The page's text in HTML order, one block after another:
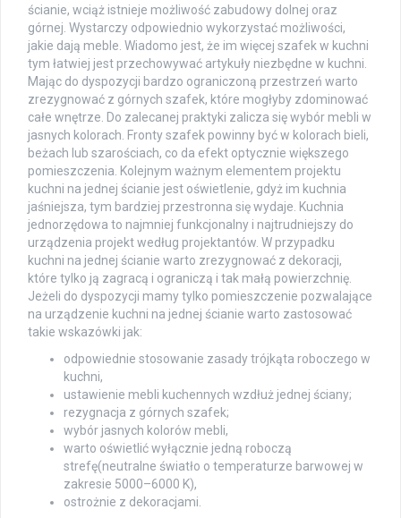
ścianie, wciąż istnieje możliwość zabudowy dolnej oraz
górnej. Wystarczy odpowiednio wykorzystać możliwości,
jakie dają meble. Wiadomo jest, że im więcej szafek w kuchni
tym łatwiej jest przechowywać artykuły niezbędne w kuchni.
Mając do dyspozycji bardzo ograniczoną przestrzeń warto
zrezygnować z górnych szafek, które mogłyby zdominować
całe wnętrze. Do zalecanej praktyki zalicza się wybór mebli w
jasnych kolorach. Fronty szafek powinny być w kolorach bieli,
beżach lub szarościach, co da efekt optycznie większego
pomieszczenia. Kolejnym ważnym elementem projektu
kuchni na jednej ścianie jest oświetlenie, gdyż im kuchnia
jaśniejsza, tym bardziej przestronna się wydaje. Kuchnia
jednorzędowa to najmniej funkcjonalny i najtrudniejszy do
urządzenia projekt według projektantów. W przypadku
kuchni na jednej ścianie warto zrezygnować z dekoracji,
które tylko ją zagracą i ograniczą i tak małą powierzchnię.
Jeżeli do dyspozycji mamy tylko pomieszczenie pozwalające
na urządzenie kuchni na jednej ścianie warto zastosować
takie wskazówki jak:
odpowiednie stosowanie zasady trójkąta roboczego w
kuchni,
ustawienie mebli kuchennych wzdłuż jednej ściany;
rezygnacja z górnych szafek;
wybór jasnych kolorów mebli,
warto oświetlić wyłącznie jedną roboczą
strefę(neutralne światło o temperaturze barwowej w
zakresie 5000–6000 K),
ostrożnie z dekoracjami.